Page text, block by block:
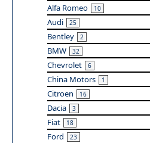
Alfa Romeo 10
Audi 25
Bentley 2
BMW 32
Chevrolet 6
China Motors 1
Citroen 16
Dacia 3
Fiat 18
Ford 23